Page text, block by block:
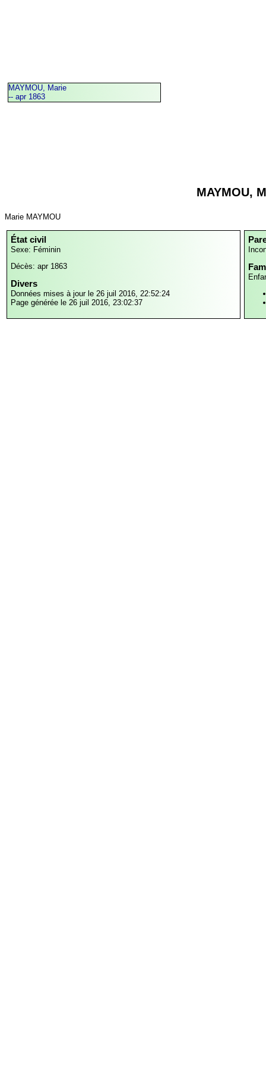
MAYMOU, Marie
-- apr 1863
MAYMOU,
Marie MAYMOU
État civil
Sexe: Féminin
Décès: apr 1863
Divers
Données mises à jour le 26 juil 2016, 22:52:24
Page générée le 26 juil 2016, 23:02:37